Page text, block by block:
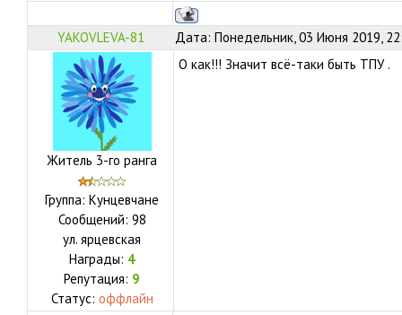
YAKOVLEVA-81 Дата: Понедельник, 03 Июня 2019,
Житель 3-го ранга
Группа: Кунцевчане
Сообщений: 98
ул. ярцевская
Награды: 4
Репутация: 9
Статус: оффлайн
О как!!! Значит всё-таки быть ТПУ .